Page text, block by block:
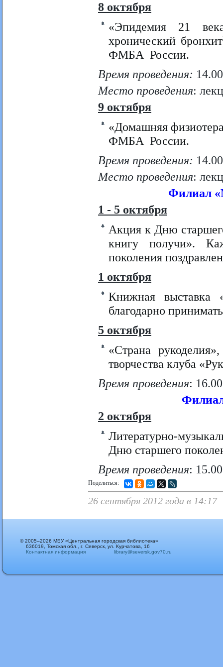
8 октября
«Эпидемия 21
хронический
ФМБА России.
Время проведения: 14.00
Место проведения:
9 октября
«Домашняя
ФМБА России.
Время проведения: 14.00
Место проведения:
Филиал
1 - 5 октября
Акция к Дню
книгу получи».
поколения
1 октября
Книжная
благодарно
5 октября
«Страна
творчества клуба
Время проведения: 16.00
2 октября
Литературно-
Дню старшего
Время проведения: 15.00
Поделиться:
26 сентября 2012 года в 14:17
© 2005–2026 МБУ «Центральная городская библиотека»
636019, Томская обл., г. Северск, ул. Курчатова, 16
Контактная информация
library@seversk.gov70.ru